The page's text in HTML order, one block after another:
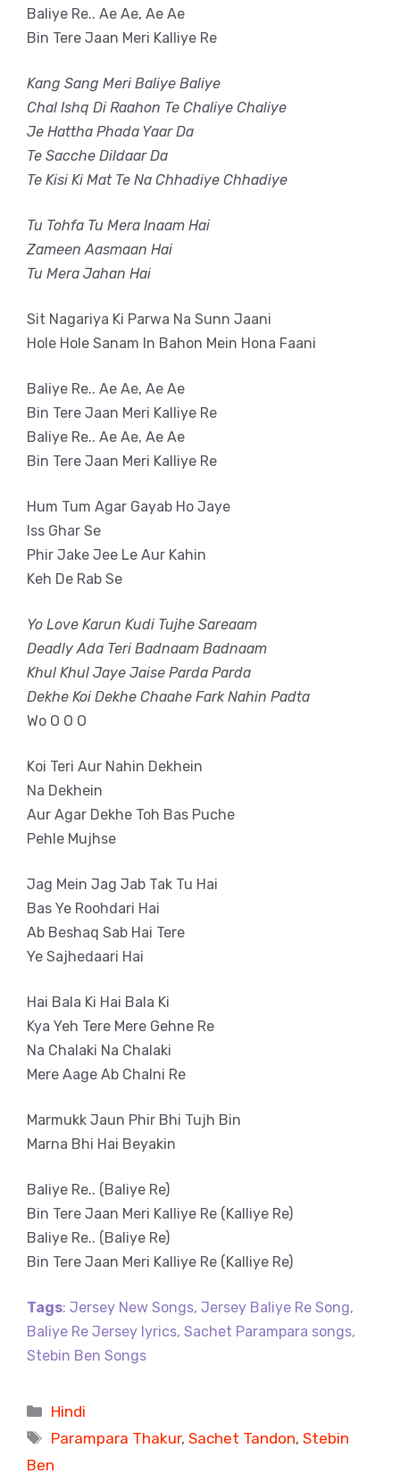
Baliye Re.. Ae Ae, Ae Ae
Bin Tere Jaan Meri Kalliye Re
Kang Sang Meri Baliye Baliye
Chal Ishq Di Raahon Te Chaliye Chaliye
Je Hattha Phada Yaar Da
Te Sacche Dildaar Da
Te Kisi Ki Mat Te Na Chhadiye Chhadiye
Tu Tohfa Tu Mera Inaam Hai
Zameen Aasmaan Hai
Tu Mera Jahan Hai
Sit Nagariya Ki Parwa Na Sunn Jaani
Hole Hole Sanam In Bahon Mein Hona Faani
Baliye Re.. Ae Ae, Ae Ae
Bin Tere Jaan Meri Kalliye Re
Baliye Re.. Ae Ae, Ae Ae
Bin Tere Jaan Meri Kalliye Re
Hum Tum Agar Gayab Ho Jaye
Iss Ghar Se
Phir Jake Jee Le Aur Kahin
Keh De Rab Se
Yo Love Karun Kudi Tujhe Sareaam
Deadly Ada Teri Badnaam Badnaam
Khul Khul Jaye Jaise Parda Parda
Dekhe Koi Dekhe Chaahe Fark Nahin Padta
Wo O O O
Koi Teri Aur Nahin Dekhein
Na Dekhein
Aur Agar Dekhe Toh Bas Puche
Pehle Mujhse
Jag Mein Jag Jab Tak Tu Hai
Bas Ye Roohdari Hai
Ab Beshaq Sab Hai Tere
Ye Sajhedaari Hai
Hai Bala Ki Hai Bala Ki
Kya Yeh Tere Mere Gehne Re
Na Chalaki Na Chalaki
Mere Aage Ab Chalni Re
Marmukk Jaun Phir Bhi Tujh Bin
Marna Bhi Hai Beyakin
Baliye Re.. (Baliye Re)
Bin Tere Jaan Meri Kalliye Re (Kalliye Re)
Baliye Re.. (Baliye Re)
Bin Tere Jaan Meri Kalliye Re (Kalliye Re)
Tags: Jersey New Songs, Jersey Baliye Re Song,
Baliye Re Jersey lyrics, Sachet Parampara songs,
Stebin Ben Songs
Categories
Hindi
Tags
Parampara Thakur,Sachet Tandon,Stebin
Ben